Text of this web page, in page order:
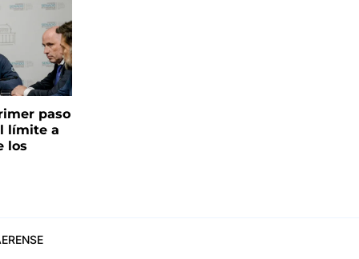
paso
límite a
los